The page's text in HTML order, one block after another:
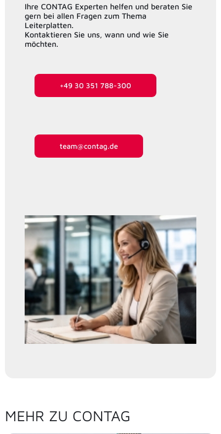
Ihre CONTAG Experten helfen und beraten Sie
gern bei allen Fragen zum Thema
Leiterplatten.
Kontaktieren Sie uns, wann und wie Sie
möchten.
+49 30 351 788-300
team@contag.de
MEHR ZU CONTAG